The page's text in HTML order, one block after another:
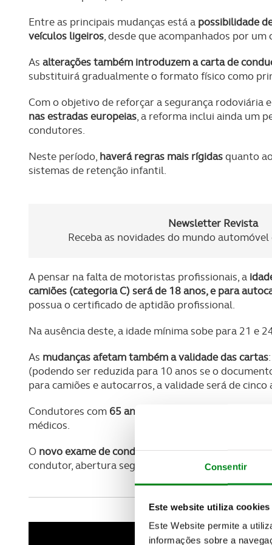
Consentir
Este website utiliza cookies
Este Website permite a
informações sobre a
Entre as principais mudanças está a possibilidade
veículos ligeiros, desde que acompanhados por
As alterações também introduzem a carta de
substituirá gradualmente o formato físico como
Com o objetivo de reforçar a segurança rodoviária
nas estradas europeias, a reforma inclui ainda um
condutores.
Neste período, haverá regras mais rígidasquanto
sistemas de retenção infantil.
Newsletter Revista
Receba as novidades do mundo automóvel
A pensar na falta de motoristas profissionais, a
camiões (categoria C) será de 18 anos, e para
possua o certificado de aptidão profissional.
Na ausência deste, a idade mínima sobe para 21 e
As mudanças afetam também a validade das cartas
(podendo ser reduzida para 10 anos se o
para camiões e autocarros, a validade será de cinco
Condutores com 65 anos ou mais poderão ter de
médicos.
O novo exame de condução incluirá tópicos
condutor, abertura segura das portas e perigos do